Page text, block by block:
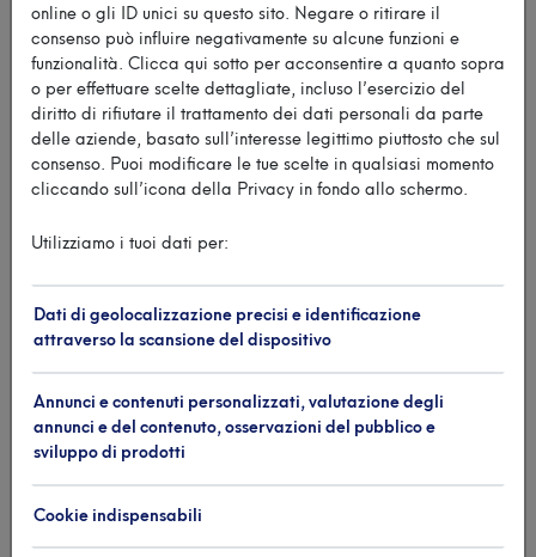
Tariffe
Trattamento osteopatico 60,00 €
Iscriviti alla nostra newsletter e
rimani sempre aggiornato
online o gli ID unici su questo sito. Negare o ritirare il
consenso può influire negativamente su alcune funzioni e
funzionalità. Clicca qui sotto per acconsentire a quanto sopra
o per effettuare scelte dettagliate, incluso l’esercizio del
diritto di rifiutare il trattamento dei dati personali da parte
delle aziende, basato sull’interesse legittimo piuttosto che sul
consenso. Puoi modificare le tue scelte in qualsiasi momento
cliccando sull’icona della Privacy in fondo allo schermo.
Utilizziamo i tuoi dati per:
Dati di geolocalizzazione precisi e identificazione
attraverso la scansione del dispositivo
Annunci e contenuti personalizzati, valutazione degli
annunci e del contenuto, osservazioni del pubblico e
sviluppo di prodotti
Cookie indispensabili